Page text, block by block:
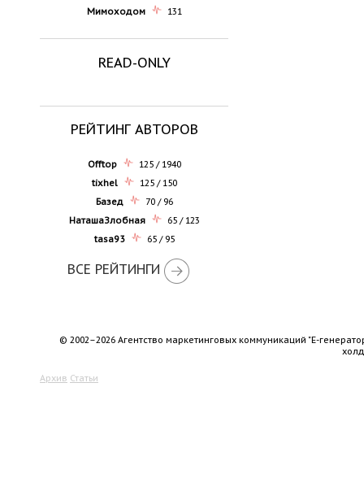
Мимоходом
131
READ-ONLY
РЕЙТИНГ АВТОРОВ
Offtop
125 / 1940
tixhel
125 / 150
Базед
70 / 96
НаташаЗлобная
65 / 123
tasa93
65 / 95
ВСЕ РЕЙТИНГИ
© 2002–2026 Агентство маркетинговых коммуникаций "Е-
Архив Статьи